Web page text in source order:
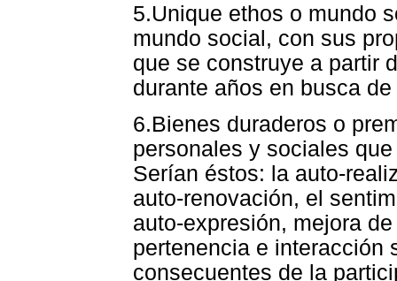
5.Unique ethos o mundo
mundo social, con sus
que se construye a partir
durante años en busca
6.Bienes duraderos o
personales y sociales
Serían éstos: la auto-
auto-renovación, el
auto-expresión, mejora
pertenencia e interacción
consecuentes de la